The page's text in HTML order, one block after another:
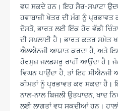
ਵਧ ਸਕਦੇ ਹਨ। ਇਹ ਸੈਰ-ਸਪਾਟਾ
ਹਵਾਬਾਜ਼ੀ ਖੇਤਰ ਦੀ ਮੰਗ ਨੂੰ ਪ੍ਰਭਾਵਤ
ਦੋਸਤੋ, ਭਾਰਤ ਲਈ ਇੱਕ ਹੋਰ ਵੱਡੀ
ਦੀ ਸਪਲਾਈ ਹੈ। ਭਾਰਤ ਕਤਰ ਸਮੇਤ
ਐਲਐਨਜੀ ਆਯਾਤ ਕਰਦਾ ਹੈ, ਅਤੇ
ਹੋਰਮੁਜ਼ ਜਲਡਮਰੂ ਰਾਹੀਂ ਆਉਂਦਾ ਹੈ।
ਵਿਘਨ ਪਾਉਂਦਾ ਹੈ, ਤਾਂ ਇਹ
ਕੀਮਤਾਂ ਨੂੰ ਪ੍ਰਭਾਵਤ ਕਰ ਸਕਦਾ ਹੈ।
ਨਾਲ-ਨਾਲ ਬਿਜਲੀ ਉਤਪਾਦਨ,
ਲਈ ਲਾਗਤਾਂ ਵਧ ਸਕਦੀਆਂ ਹਨ।